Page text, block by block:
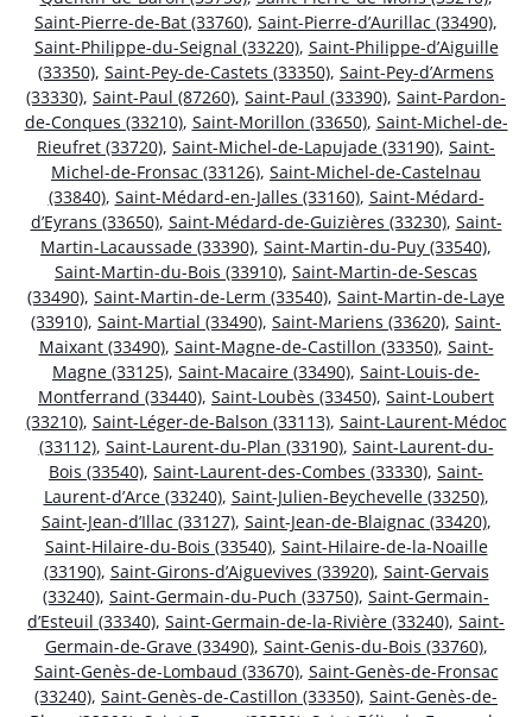
Saint-Pierre-de-Bat (33760), Saint-Pierre-d’Aurillac (33490),
Saint-Philippe-du-Seignal (33220), Saint-Philippe-d’Aiguille
(33350), Saint-Pey-de-Castets (33350), Saint-Pey-d’Armens
(33330), Saint-Paul (87260), Saint-Paul (33390), Saint-Pardon-
de-Conques (33210), Saint-Morillon (33650), Saint-Michel-de-
Rieufret (33720), Saint-Michel-de-Lapujade (33190), Saint-
Michel-de-Fronsac (33126), Saint-Michel-de-Castelnau
(33840), Saint-Médard-en-Jalles (33160), Saint-Médard-
d’Eyrans (33650), Saint-Médard-de-Guizières (33230), Saint-
Martin-Lacaussade (33390), Saint-Martin-du-Puy (33540),
Saint-Martin-du-Bois (33910), Saint-Martin-de-Sescas
(33490), Saint-Martin-de-Lerm (33540), Saint-Martin-de-Laye
(33910), Saint-Martial (33490), Saint-Mariens (33620), Saint-
Maixant (33490), Saint-Magne-de-Castillon (33350), Saint-
Magne (33125), Saint-Macaire (33490), Saint-Louis-de-
Montferrand (33440), Saint-Loubès (33450), Saint-Loubert
(33210), Saint-Léger-de-Balson (33113), Saint-Laurent-Médoc
(33112), Saint-Laurent-du-Plan (33190), Saint-Laurent-du-
Bois (33540), Saint-Laurent-des-Combes (33330), Saint-
Laurent-d’Arce (33240), Saint-Julien-Beychevelle (33250),
Saint-Jean-d’Illac (33127), Saint-Jean-de-Blaignac (33420),
Saint-Hilaire-du-Bois (33540), Saint-Hilaire-de-la-Noaille
(33190), Saint-Girons-d’Aiguevives (33920), Saint-Gervais
(33240), Saint-Germain-du-Puch (33750), Saint-Germain-
d’Esteuil (33340), Saint-Germain-de-la-Rivière (33240), Saint-
Germain-de-Grave (33490), Saint-Genis-du-Bois (33760),
Saint-Genès-de-Lombaud (33670), Saint-Genès-de-Fronsac
(33240), Saint-Genès-de-Castillon (33350), Saint-Genès-de-